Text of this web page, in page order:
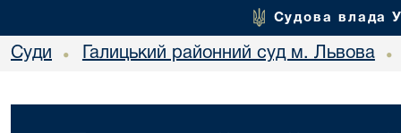
Судова влада
Суди • Галицький районний суд м. Львова •